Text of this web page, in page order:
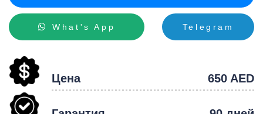
What's App Telegram
Цена 650 AED